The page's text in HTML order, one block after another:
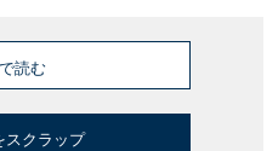
読む
スクラップ